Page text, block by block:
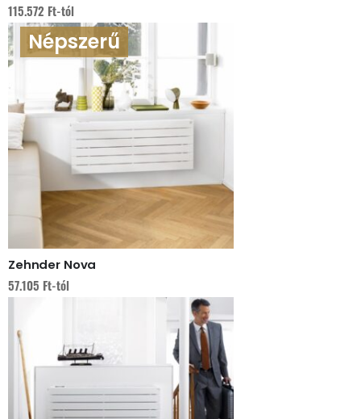
115.572 Ft-tól
Népszerű
Zehnder Nova
57.105 Ft-tól